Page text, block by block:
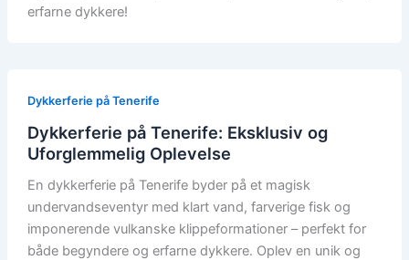
erfarne dykkere!
Dykkerferie på Tenerife
Dykkerferie på Tenerife: Eksklusiv og
Uforglemmelig Oplevelse
En dykkerferie på Tenerife byder på et magisk
undervandseventyr med klart vand, farverige fisk og
imponerende vulkanske klippeformationer – perfekt for
både begyndere og erfarne dykkere. Oplev en unik og